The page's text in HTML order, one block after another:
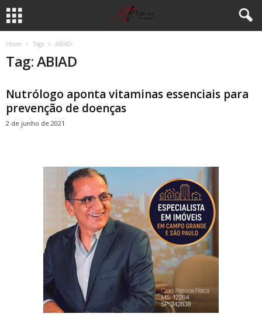
Home Tags ABIAD
Tag: ABIAD
Nutrólogo aponta vitaminas essenciais para
prevenção de doenças
2 de junho de 2021